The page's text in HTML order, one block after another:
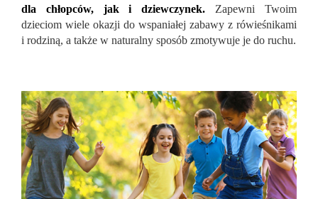
dla chłopców, jak i dziewczynek.
Zapewni Twoim
dzieciom wiele okazji do wspaniałej zabawy z rówieśnikami
i rodziną, a także w naturalny sposób zmotywuje je do ruchu.